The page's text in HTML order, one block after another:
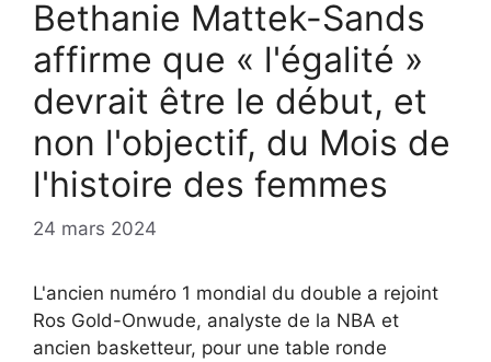
Bethanie Mattek-Sands
affirme que « l'égalité »
devrait être le début, et
non l'objectif, du Mois de
l'histoire des femmes
24 mars 2024
L'ancien numéro 1 mondial du double a rejoint
Ros Gold-Onwude, analyste de la NBA et
ancien basketteur, pour une table ronde